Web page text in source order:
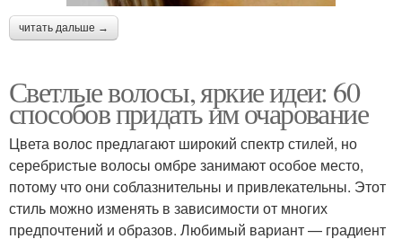
читать дальше →
Светлые волосы, яркие идеи: 60
способов придать им очарование
Цвета волос предлагают широкий спектр стилей, но
серебристые волосы омбре занимают особое место,
потому что они соблазнительны и привлекательны. Этот
стиль можно изменять в зависимости от многих
предпочтений и образов. Любимый вариант — градиент